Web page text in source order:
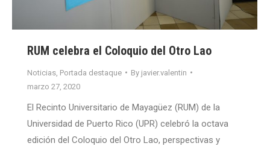
RUM celebra el Coloquio del Otro Lao
Noticias Portada destaque By javier.valentin
marzo 27, 2020
El Recinto Universitario de Mayagüez (RUM) de la
Universidad de Puerto Rico (UPR) celebró la octava
edición del Coloquio del Otro Lao, perspectivas y